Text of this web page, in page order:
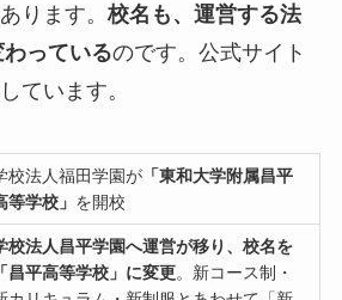
ります。 校名も、運営する法
っているのです。公式サイト
ています。
校法人福田学園が 「東和大学附属昌平
等学校」 を開校
校法人昌平学園へ運営が移り、校名を
「昌平高等学校」に変更。新コース制・